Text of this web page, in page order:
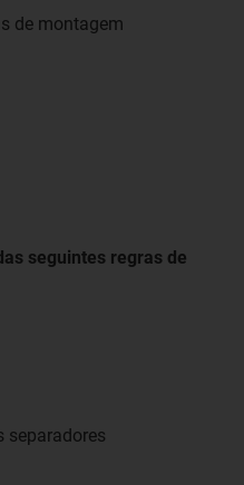
de montagem
seguintes regras de
separadores